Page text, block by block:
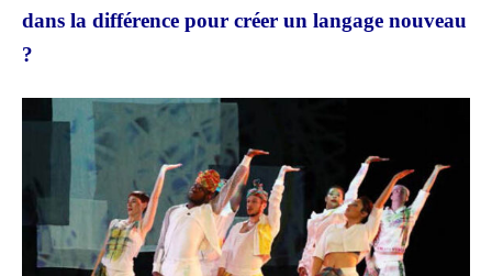
dans la différence pour créer un langage nouveau
?